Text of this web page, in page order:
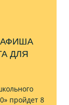
АФИША
ДЛЯ
пройдет 8